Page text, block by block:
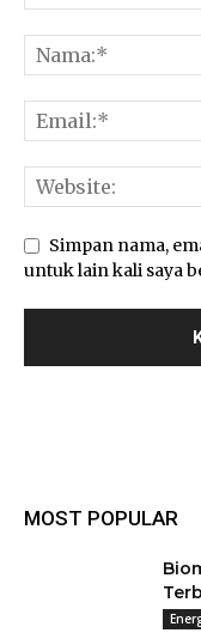
Simpan nama,
untuk lain kali saya
MOST POPULAR